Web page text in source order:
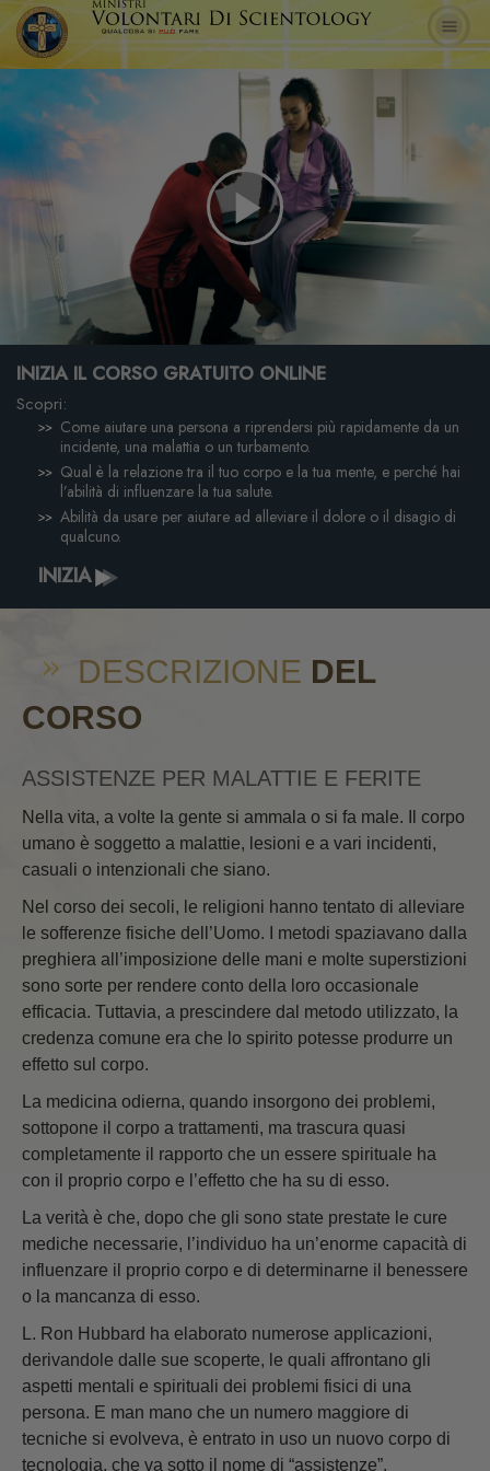
Play
Video
INIZIA IL CORSO GRATUITO ONLINE
Scopri:
Come aiutare una persona a riprendersi più rapidamente da un
incidente, una malattia o un turbamento.
Qual è la relazione tra il tuo corpo e la tua mente, e perché hai
l’abilità di influenzare la tua salute.
Abilità da usare per aiutare ad alleviare il dolore o il disagio di
qualcuno.
INIZIA
DESCRIZIONE DEL
CORSO
ASSISTENZE PER MALATTIE E FERITE
Nella vita, a volte la gente si ammala o si fa male. Il corpo
umano è soggetto a malattie, lesioni e a vari incidenti,
casuali o intenzionali che siano.
Nel corso dei secoli, le religioni hanno tentato di alleviare
le sofferenze fisiche dell’Uomo. I metodi spaziavano dalla
preghiera all’imposizione delle mani e molte superstizioni
sono sorte per rendere conto della loro occasionale
efficacia. Tuttavia, a prescindere dal metodo utilizzato, la
credenza comune era che lo spirito potesse produrre un
effetto sul corpo.
La medicina odierna, quando insorgono dei problemi,
sottopone il corpo a trattamenti, ma trascura quasi
completamente il rapporto che un essere spirituale ha
con il proprio corpo e l’effetto che ha su di esso.
La verità è che, dopo che gli sono state prestate le cure
mediche necessarie, l’individuo ha un’enorme capacità di
influenzare il proprio corpo e di determinarne il benessere
o la mancanza di esso.
L. Ron Hubbard ha elaborato numerose applicazioni,
derivandole dalle sue scoperte, le quali affrontano gli
aspetti mentali e spirituali dei problemi fisici di una
persona. E man mano che un numero maggiore di
tecniche si evolveva, è entrato in uso un nuovo corpo di
tecnologia, che va sotto il nome di “assistenze”.